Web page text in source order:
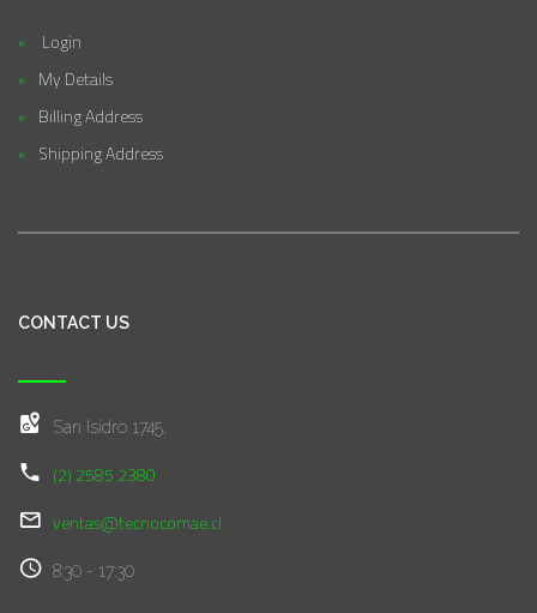
Login
My Details
Billing Address
Shipping Address
CONTACT US
San Isidro 1745,
(2) 2585 2380
ventas@tecnocomae.cl
8:30 - 17:30